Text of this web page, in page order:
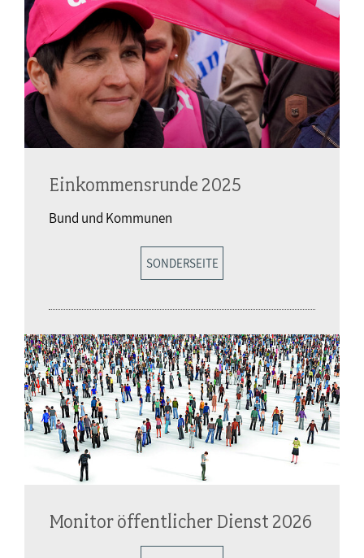
Einkommensrunde 2025
Bund und Kommunen
SONDERSEITE
Monitor öffentlicher Dienst 2026